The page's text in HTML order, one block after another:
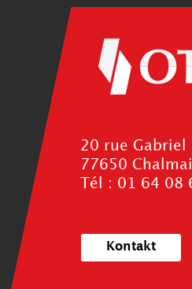
20 rue Gabriel
77650
Tél : 01 64 08
Kontakt